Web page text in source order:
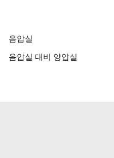
음압실
음압실 대비 양압실